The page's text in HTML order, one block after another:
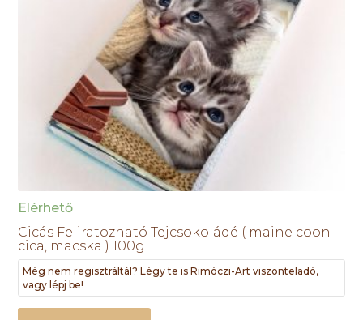
Elérhető
Cicás Feliratozható Tejcsokoládé ( maine coon
cica, macska ) 100g
Még nem regisztráltál? Légy te is Rimóczi-Art viszonteladó,
vagy lépj be!